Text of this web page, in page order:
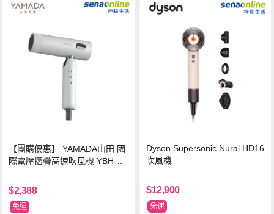
【團購優惠】 YAMADA山田 國
際電壓摺疊高速吹風機 YBH-12
$2,388
免運
Dyson Supersonic Nural HD16
吹風機
$12,900
免運